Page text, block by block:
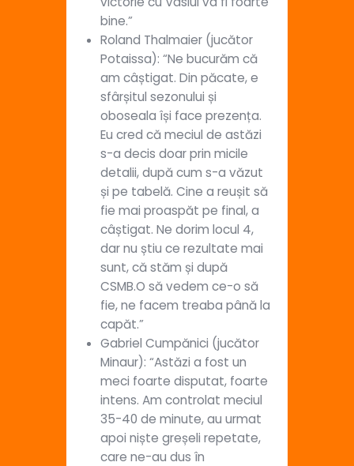
bine.”
Roland Thalmaier (jucător
Potaissa): “Ne bucurăm că
am câștigat. Din păcate, e
sfârșitul sezonului și
oboseala își face prezența.
Eu cred că meciul de astăzi
s-a decis doar prin micile
detalii, după cum s-a văzut
și pe tabelă. Cine a reușit să
fie mai proaspăt pe final, a
câștigat. Ne dorim locul 4,
dar nu știu ce rezultate mai
sunt, că stăm și după
CSMB.O să vedem ce-o să
fie, ne facem treaba până la
capăt.”
Gabriel Cumpănici (jucător
Minaur): “Astăzi a fost un
meci foarte disputat, foarte
intens. Am controlat meciul
35-40 de minute, au urmat
apoi niște greșeli repetate,
care ne-au dus în